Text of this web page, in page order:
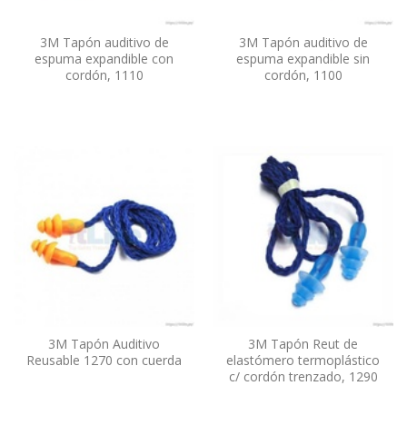
3M Tapón auditivo de
espuma expandible con
cordón, 1110
3M Tapón auditivo de
espuma expandible sin
cordón, 1100
3M Tapón Auditivo
Reusable 1270 con cuerda
3M Tapón Reut de
elastómero termoplástico
c/ cordón trenzado, 1290